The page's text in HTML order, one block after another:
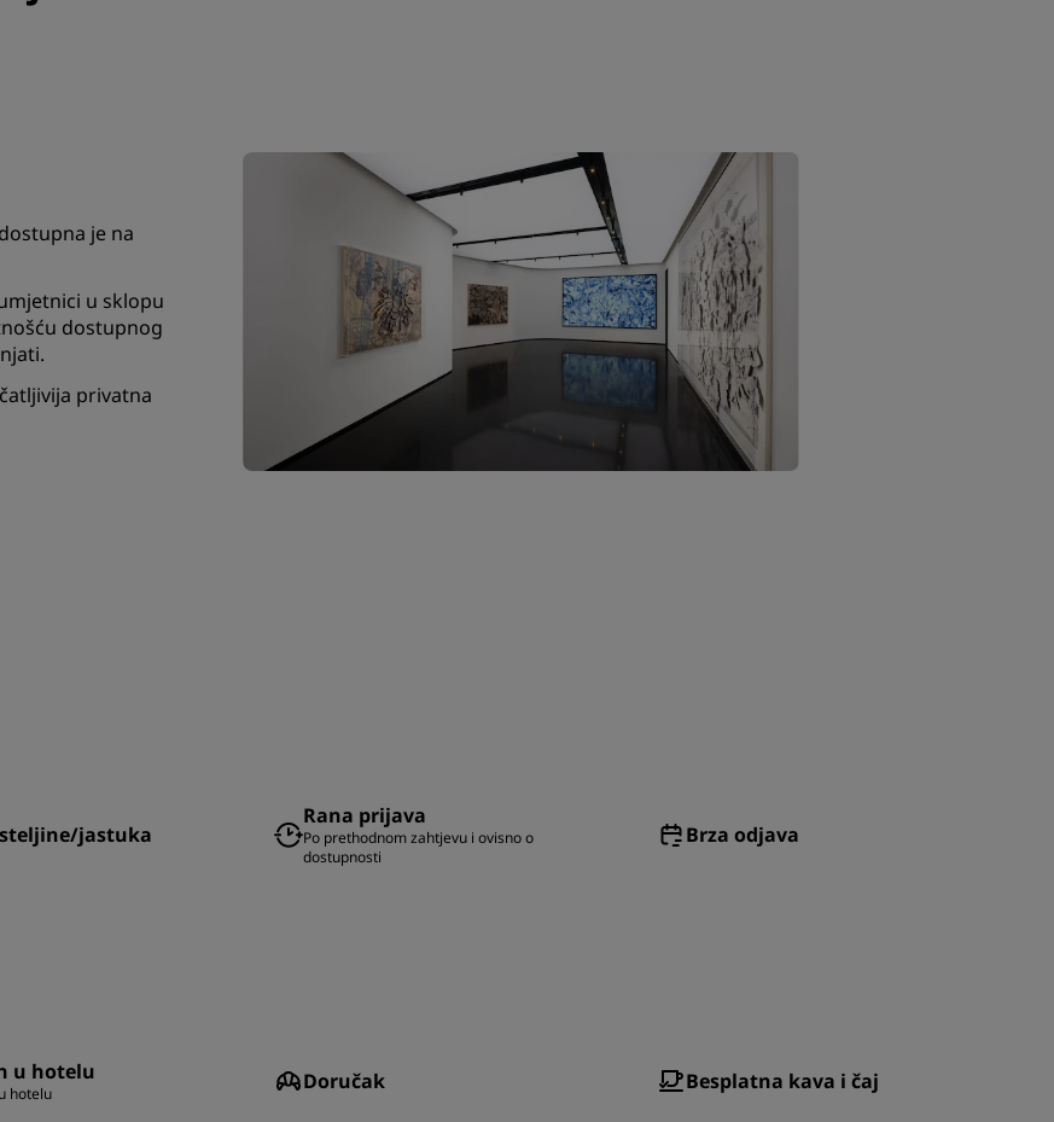
je na
u sklopu
dostupnog
privatna
jastuka
Rana prijava
Po prethodnom zahtjevu i ovisno o
dostupnosti
Brza odjava
u hotelu
hotelu Doručak Besplatna kava i čaj